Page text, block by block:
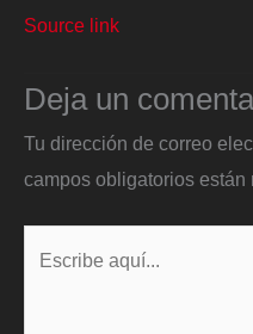
Source link
Deja un
Tu dirección de correo
campos obligatorios están